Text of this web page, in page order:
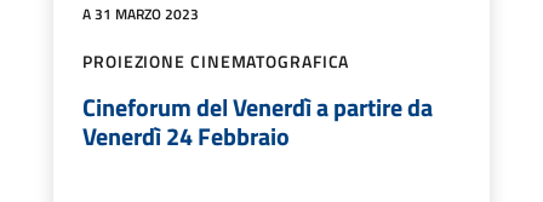
A 31 MARZO 2023
PROIEZIONE CINEMATOGRAFICA
Cineforum del Venerdì a partire da
Venerdì 24 Febbraio